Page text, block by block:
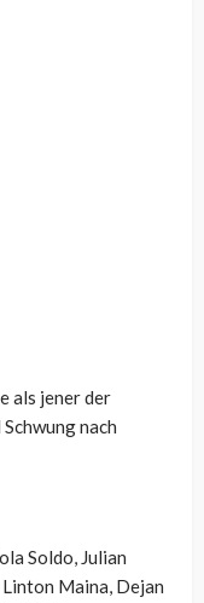
als jener der
nach
Soldo, Julian
Maina, Dejan